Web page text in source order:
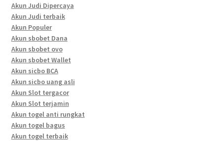
Akun Judi Dipercaya
Akun Judi terbaik
Akun Populer
Akun sbobet Dana
Akun sbobet ovo
Akun sbobet Wallet
Akun sicbo BCA
Akun sicbo uang asli
Akun Slot tergacor
Akun Slot terjamin
Akun togel anti rungkat
Akun togel bagus
Akun togel terbaik